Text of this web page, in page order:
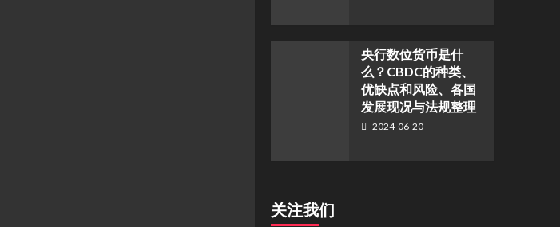
央行数位货币是什
么？CBDC的种类、
优缺点和风险、各国
发展现况与法规整理
2024-06-20
关注我们